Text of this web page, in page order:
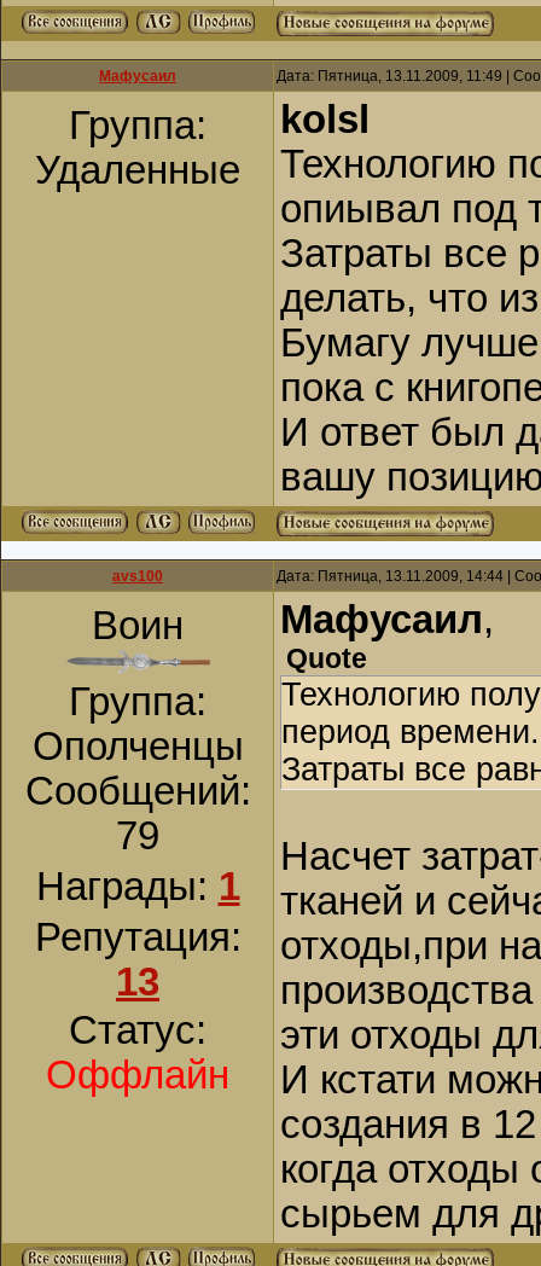
Мафусаил Дата: Пятница, 13.11.2009, 11:49 |
Группа:
Удаленные
kolsl
Технологию
опиывал под
Затраты все
делать, что
Бумагу
пока с
И ответ был
вашу
avs100 Дата: Пятница, 13.11.2009, 14:44 |
Воин
Группа:
Ополченцы
Сообщений:
79
Награды: 1
Репутация:
13
Статус:
Оффлайн
Мафусаил,
Quote
Технологию
период времени.
Затраты все
Насчет
тканей и
отходы,при
эти отходы
И кстати
создания в
когда отходы
сырьем для